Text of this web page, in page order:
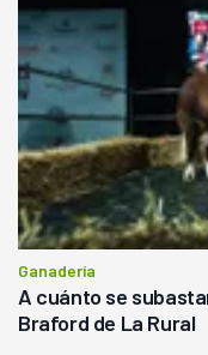
Ganadería
A cuánto se
Braford de La Rural